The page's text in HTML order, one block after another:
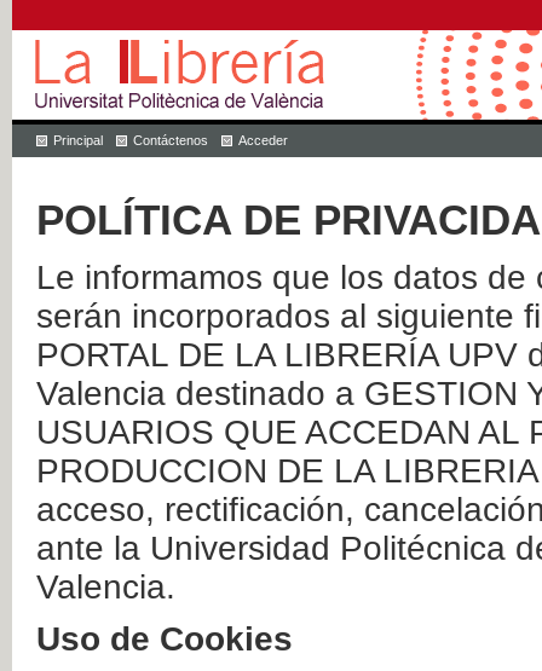
Principal Contáctenos Acceder
POLÍTICA DE
Le informamos que los datos
serán incorporados al siguiente
PORTAL DE LA LIBRERÍA
Valencia destinado a GESTION
USUARIOS QUE ACCEDAN AL
PRODUCCION DE LA
acceso, rectificación,
ante la Universidad Politécnica
Valencia.
Uso de Cookies